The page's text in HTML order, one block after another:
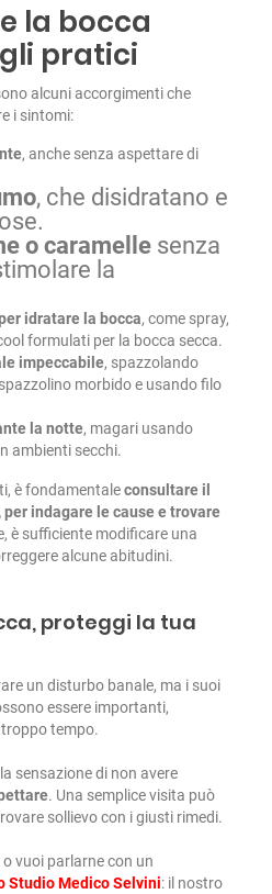
la bocca
pratici
alcuni accorgimenti che
i sintomi:
, anche senza aspettare di
, che disidratano e
o caramelle senza
la
idratare la bocca, come spray,
formulati per la bocca secca.
impeccabile, spazzolando
morbido e usando filo
la notte, magari usando
ambienti secchi.
è fondamentaleconsultare il
indagare le cause e trovare
è sufficiente modificare una
alcune abitudini.
proteggi la tua
un disturbo banale, ma i suoi
essere importanti,
tempo.
sensazione di non avere
. Una semplice visita può
sollievo con i giusti rimedi.
vuoi parlarne con un
Studio Medico Selvini: il nostro